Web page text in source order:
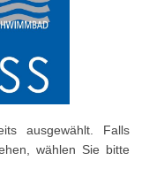
ausgewählt. Falls
wählen Sie bitte